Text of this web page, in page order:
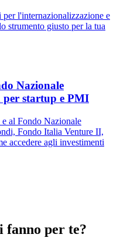
l'internazionalizzazione e
strumento giusto per la tua
Nazionale
per startup e PMI
al Fondo Nazionale
Fondo Italia Venture II,
accedere agli investimenti
fanno per te?